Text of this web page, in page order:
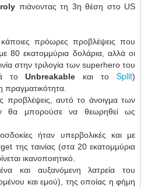
πιάνοντας τη 3η θέση στο US
πρόωρες προβλέψεις που
με 80 εκατομμύρια δολάρια, αλλά οι
στην τριλογία των superhero του
τοUnbreakable και το Split)
πραγματικότητα.
προβλέψεις, αυτό το άνοιγμα των
θα μπορούσε να θεωρηθεί ως
ήταν υπερβολικές και με
της ταινίας (στα 20 εκατομμύρια
ικανοποιητικό.
και αυξανόμενη λατρεία του
και εμού), της οποίας η φήμη